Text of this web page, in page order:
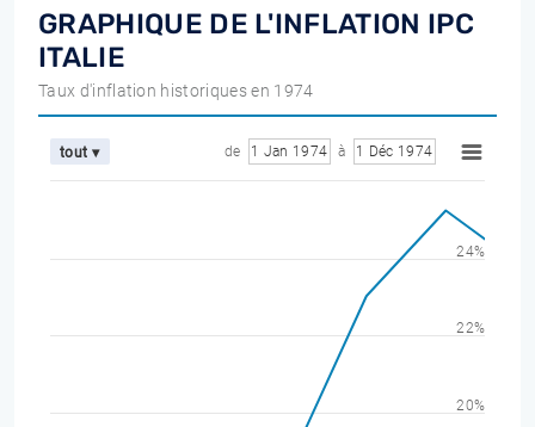
GRAPHIQUE DE L'INFLATION IPC
ITALIE
Taux d'inflation historiques en 1974
tout ▾ de 1 Jan 1974 à 1 Déc 1974
20%
22%
24%